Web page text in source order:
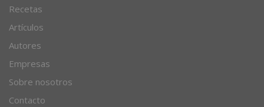
Recetas
Artículos
Autores
Empresas
Sobre nosotros
Contacto